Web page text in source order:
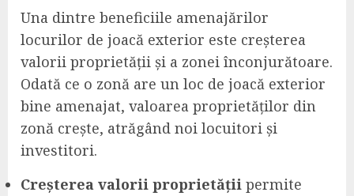
Una dintre beneficiile amenajărilor
locurilor de joacă exterior este creșterea
valorii proprietății și a zonei înconjurătoare.
Odată ce o zonă are un loc de joacă exterior
bine amenajat, valoarea proprietăților din
zonă crește, atrăgând noi locuitori și
investitori.
Creșterea valorii proprietății permite